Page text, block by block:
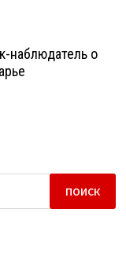
наблюдатель о